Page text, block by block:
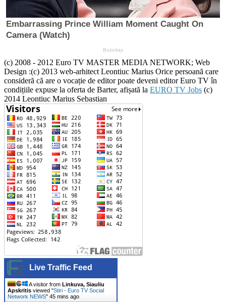
(c) 2008 - 2012 Euro TV MASTER MEDIA NETWORK; Web
Design :(c) 2013 web-arhitect Leontiuc Marius Orice persoană care
consideră că are o vocație de editor poate deveni editor Euro TV în
condițiile expuse la oferta de Barter, afișată la EURO TV Jobs (c)
2014 Leontiuc Marius Sebastian
Live Traffic Feed
A visitor from Linkuva, Siauliu
Apskritis viewed "Stiri - Euro TV Social
Network NEWS" 45 mins ago